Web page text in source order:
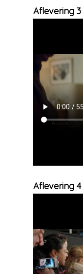
Aflevering 3
Aflevering 4